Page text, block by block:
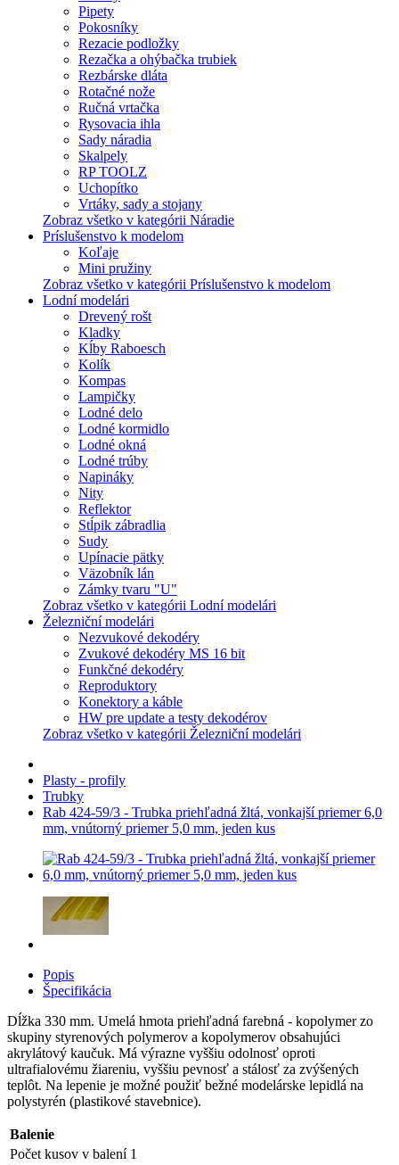
Pipety
Pokosníky
Rezacie podložky
Rezačka a ohýbačka trubiek
Rezbárske dláta
Rotačné nože
Ručná vrtačka
Rysovacia ihla
Sady náradia
Skalpely
RP TOOLZ
Uchopítko
Vrtáky, sady a stojany
Zobraz všetko v kategórii Náradie
Príslušenstvo k modelom
Koľaje
Mini pružiny
Zobraz všetko v kategórii Príslušenstvo k modelom
Lodní modelári
Drevený rošt
Kladky
Kĺby Raboesch
Kolík
Kompas
Lampičky
Lodné delo
Lodné kormidlo
Lodné okná
Lodné trúby
Napináky
Nity
Reflektor
Stĺpik zábradlia
Sudy
Upínacie pätky
Väzobník lán
Zámky tvaru "U"
Zobraz všetko v kategórii Lodní modelári
Železniční modelári
Nezvukové dekodéry
Zvukové dekodéry MS 16 bit
Funkčné dekodéry
Reproduktory
Konektory a káble
HW pre update a testy dekodérov
Zobraz všetko v kategórii Železniční modelári
Plasty - profily
Trubky
Rab 424-59/3 - Trubka priehľadná žltá, vonkajší priemer 6,0
mm, vnútorný priemer 5,0 mm, jeden kus
Popis
Špecifikácia
Dĺžka 330 mm. Umelá hmota priehľadná farebná - kopolymer zo
skupiny styrenových polymerov a kopolymerov obsahujúci
akrylátový kaučuk. Má výrazne vyššiu odolnosť oproti
ultrafialovému žiareniu, vyššiu pevnosť a stálosť za zvýšených
teplôt. Na lepenie je možné použiť bežné modelárske lepidlá na
polystyrén (plastikové stavebnice).
Balenie
Počet kusov v balení 1